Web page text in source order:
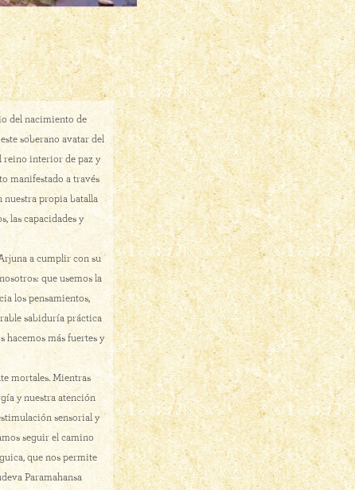
del nacimiento de
soberano avatar del
reino interior de paz y
manifestado a través
nuestra propia batalla
las capacidades y
a cumplir con su
que usemos la
los pensamientos,
sabiduría práctica
hacemos más fuertes y
mortales. Mientras
y nuestra atención
sensorial y
seguir el camino
que nos permite
Paramahansa